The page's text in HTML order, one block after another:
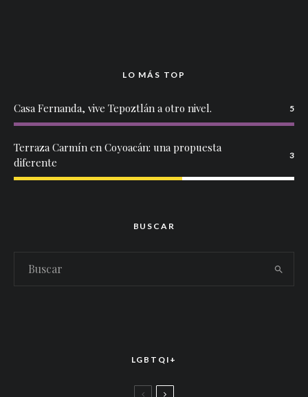
LO MÁS TOP
Casa Fernanda, vive Tepoztlán a otro nivel. 5
Terraza Carmín en Coyoacán: una propuesta
diferente
3
BUSCAR
LGBTQI+